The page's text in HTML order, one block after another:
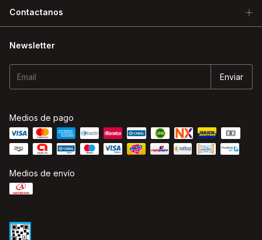
Contactanos
Newsletter
Medios de pago
Medios de envío